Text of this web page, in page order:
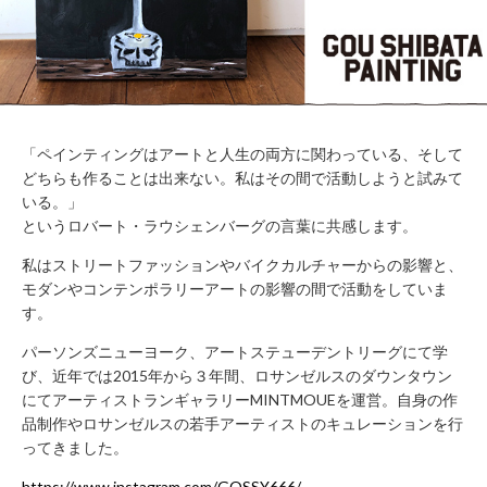
「ペインティングはアートと人生の両方に関わっている、そして
どちらも作ることは出来ない。私はその間で活動しようと試みて
いる。」
というロバート・ラウシェンバーグの言葉に共感します。
私はストリートファッションやバイクカルチャーからの影響と、
モダンやコンテンポラリーアートの影響の間で活動をしていま
す。
パーソンズニューヨーク、アートステューデントリーグにて学
び、近年では2015年から３年間、ロサンゼルスのダウンタウン
にてアーティストランギャラリーMINTMOUEを運営。自身の作
品制作やロサンゼルスの若手アーティストのキュレーションを行
ってきました。
FLOW（ご
利用の流
KITCHEN
HALL
BOOTH
ROOM
WORK
LOUNGE
BUSHITSU
る
REPORT
BUKATSUDO?
ACCESS
設
営
業
時
間
末